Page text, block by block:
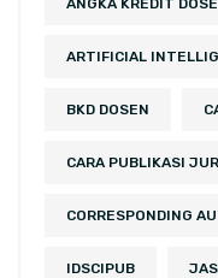
ANGKA KREDIT
ARTIFICIAL
BKD DOSEN
CARA PUBLIKASI
CORRESPONDING
IDSCIPUB